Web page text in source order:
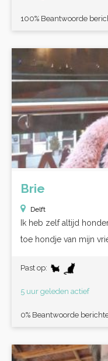
100% Beantwoorde
Brie
Delft
Ik heb zelf altijd
toe hondje van mijn
Past op:
5 uur geleden actief
0% Beantwoorde